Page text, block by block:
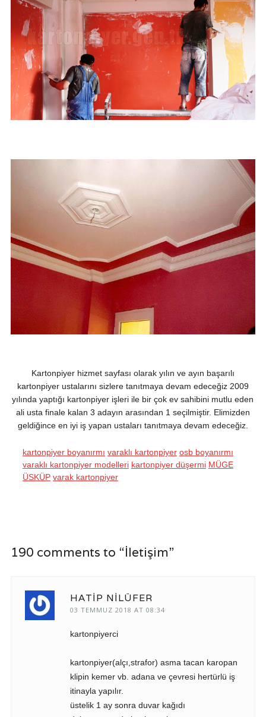
Kartonpiyer hizmet sayfası olarak yılın ve ayın başarılı
kartonpiyer ustalarını sizlere tanıtmaya devam edeceğiz 2009
yılında yaptığı kartonpiyer işleri ile bir çok ev sahibini mutlu eden
ali usta finale kalan 3 adayın arasından 1 seçilmiştir. Elimizden
geldiğince en iyi iş yapan ustaları tanıtmaya devam edeceğiz.
kartonpiyer boyanırmı varaklı kartonpiyer osb boyanırmı
varaklı kartonpiyer modelleri kartonpiyer düşermi MÜGE
ÜSKÜP varak kartonpiyer
190 comments to “İletişim”
HATIP NILÜFER
03 TEMMUZ 2018 AT 08:34
kartonpiyerci
kartonpiyer(alçı,strafor) asma tacan karopan
klipin kemer vb. adana ve çevresi hertürlü iş
itinayla yapılır.
üstelik 1 ay sonra duvar kağıdı